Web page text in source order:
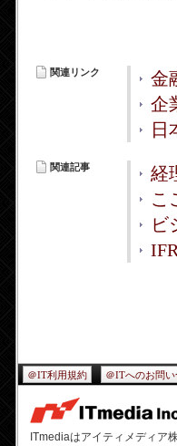
関連リンク
金
企
日
関連記事
経
こ
ビ
＠IT利用規約 ＠ITへのお問
ITmediaはアイティメディア